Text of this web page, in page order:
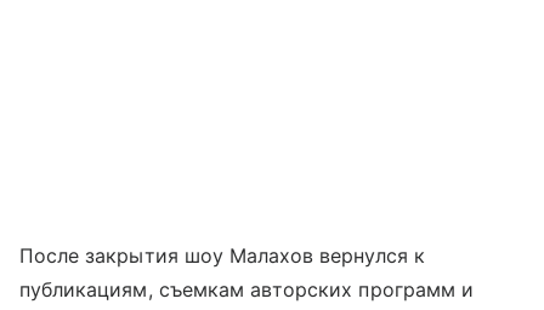
После закрытия шоу Малахов вернулся к
публикациям, съемкам авторских программ и